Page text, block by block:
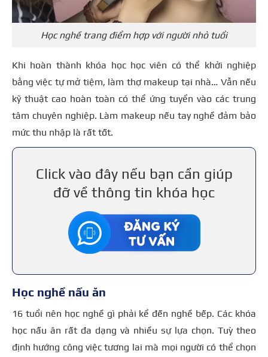
Học nghề trang điểm hợp với người nhỏ tuổi
Khi hoàn thành khóa học học viên có thể khởi nghiệp
bằng việc tự mở tiệm, làm thợ makeup tại nhà… Vẫn nếu
kỹ thuật cao hoàn toàn có thể ứng tuyển vào các trung
tâm chuyên nghiệp. Làm makeup nếu tay nghề đảm bảo
mức thu nhập là rất tốt.
Click vào đây nếu bạn cần giúp
đỡ về thông tin khóa học
Học nghề nấu ăn
16 tuổi nên học nghề gì phải kể đến nghề bếp. Các khóa
học nấu ăn rất đa dạng và nhiều sự lựa chọn. Tuỳ theo
định hướng công việc tương lai mà mọi người có thể chọn